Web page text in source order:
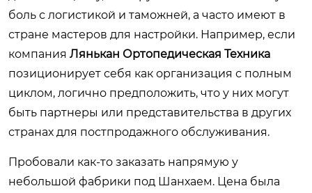
боль с логистикой и таможней, а часто имеют в
стране мастеров для настройки. Например, если
компания Лянькан Ортопедическая Техника
позиционирует себя как организация с полным
циклом, логично предположить, что у них могут
быть партнеры или представительства в других
странах для постпродажного обслуживания.
Пробовали как-то заказать напрямую у
небольшой фабрики под Шанхаем. Цена была